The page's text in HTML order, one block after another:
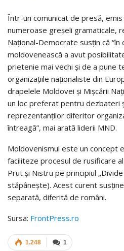
Într-un comunicat de presă, emis
numeroase greşeli gramaticale,
Naţional-Democrate susţin că
moldovenească a avut
prietenie mai vechi şi de a pune
organizaţiile naţionaliste din
drapelele Moldovei şi Mişcării
un loc preferat pentru dezbateri
reprezentanţilor diferitor
întreagă”, mai arată liderii MND.
Moldovenismul este un concept
faciliteze procesul de rusificare
Prut și Nistru pe principiul
stăpânește). Acest curent
separată, diferită de români.
Sursa: FrontPress.ro
1
1.248